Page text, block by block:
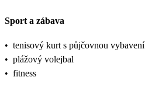
Sport a zábava
• tenisový kurt s půjčovnou vybavení
• plážový volejbal
• fitness